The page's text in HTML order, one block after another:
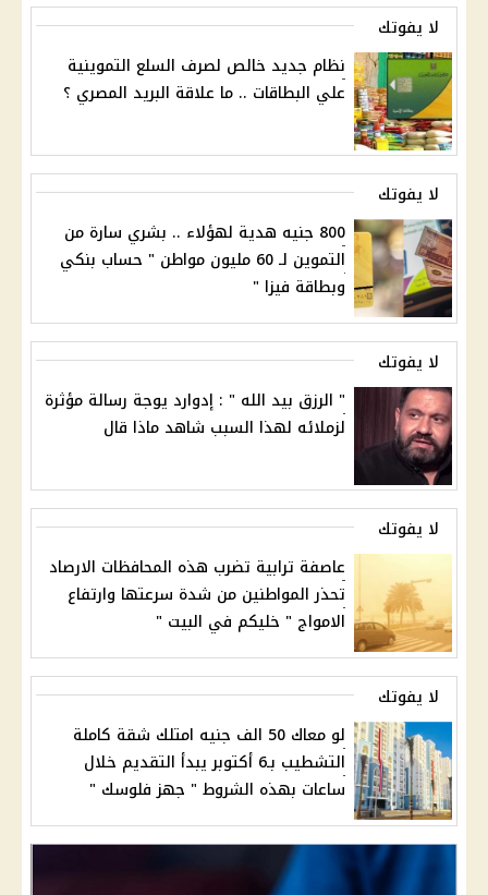
لا يفوتك
نظام جديد خالص لصرف السلع التموينية
علي البطاقات .. ما علاقة البريد المصري ؟
لا يفوتك
800 جنيه هدية لهؤلاء .. بشري سارة من
التموين لـ 60 مليون مواطن " حساب بنكي
وبطاقة فيزا "
لا يفوتك
" الرزق بيد الله " : إدوارد يوجة رسالة مؤثرة
لزملائه لهذا السبب شاهد ماذا قال
لا يفوتك
عاصفة ترابية تضرب هذه المحافظات الارصاد
تحذر المواطنين من شدة سرعتها وارتفاع
الامواج " خليكم في البيت "
لا يفوتك
لو معاك 50 الف جنيه امتلك شقة كاملة
التشطيب بـ6 أكتوبر يبدأ التقديم خلال
ساعات بهذه الشروط " جهز فلوسك "